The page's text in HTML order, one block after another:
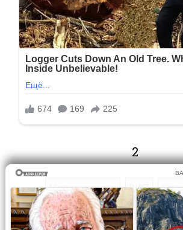
2
Предыдущая 2/87
Перейти на страницу: